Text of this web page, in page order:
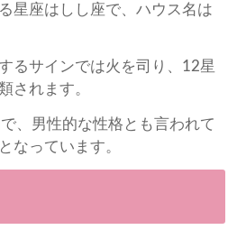
星座はしし座で、ハウス名は
るサインでは火を司り、12星
されます。
、男性的な性格とも言われて
なっています。